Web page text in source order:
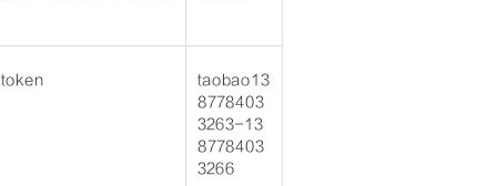
token
taobao13
8778403
3263-13
8778403
3266